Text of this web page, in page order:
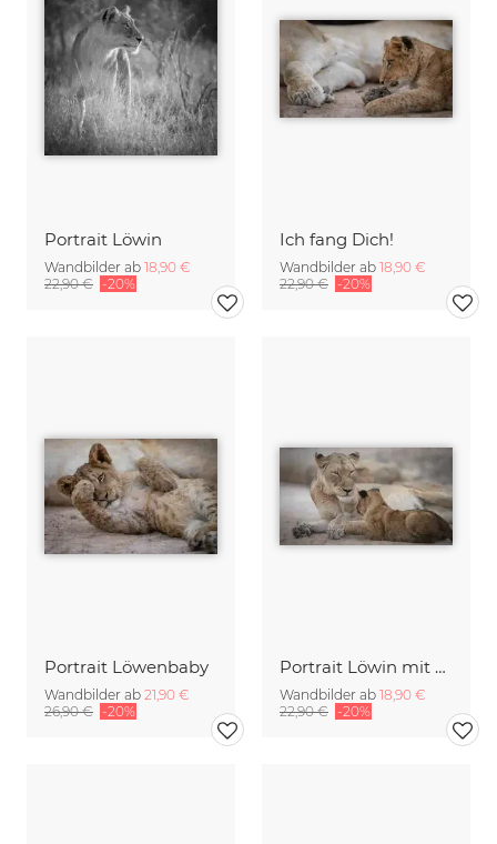
Portrait Löwin
Wandbilder ab 18,90 €
22,90 € -20%
Ich fang Dich!
Wandbilder ab 18,90 €
22,90 € -20%
Portrait Löwenbaby
Wandbilder ab 21,90 €
26,90 € -20%
Portrait Löwin mit Baby
Wandbilder ab 18,90 €
22,90 € -20%